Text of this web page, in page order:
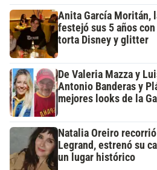
Anita García Moritán,
festejó sus 5 años
torta Disney y glitter
De Valeria Mazza y
Antonio Banderas y
mejores looks de la
Natalia Oreiro
Legrand, estrenó su
un lugar histórico